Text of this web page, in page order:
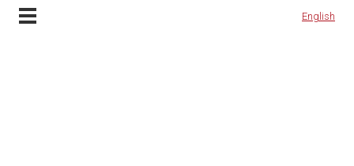
English
English
Location Chaise en bois Provence et installation à Lyon, Rhône Alpes et en France